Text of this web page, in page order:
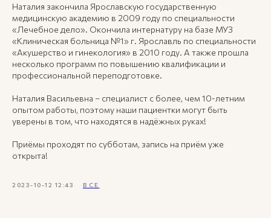
Наталия закончила Ярославскую государственную
медицинскую академию в 2009 году по специальности
«Лечебное дело». Окончила интернатуру на базе МУЗ
«Клиническая больница №1» г. Ярославль по специальности
«Акушерство и гинекология» в 2010 году. А также прошла
несколько программ по повышению квалификации и
профессиональной переподготовке.
Наталия Васильевна – специалист с более, чем 10-летним
опытом работы, поэтому наши пациентки могут быть
уверены в том, что находятся в надёжных руках!
Приёмы проходят по субботам, запись на приём уже
открыта!
2023-10-12 12:43 ВСЕ